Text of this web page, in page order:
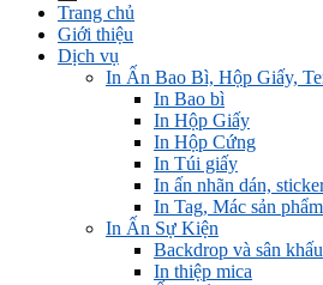
Trang chủ
Giới thiệu
Dịch vụ
In Ấn Bao Bì, Hộp Giấy,
In Bao bì
In Hộp Giấy
In Hộp Cứng
In Túi giấy
In ấn nhãn dán,
In Tag, Mác sản phẩm
In Ấn Sự Kiện
Backdrop và sân khấu
In thiệp mica